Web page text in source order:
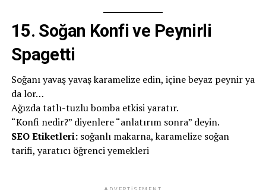
15. Soğan Konfi ve Peynirli
Spagetti
Soğanı yavaş yavaş karamelize edin, içine beyaz peynir ya
da lor…
Ağızda tatlı-tuzlu bomba etkisi yaratır.
“Konfi nedir?” diyenlere “anlatırım sonra” deyin.
SEO Etiketleri:soğanlı makarna, karamelize soğan
tarifi, yaratıcı öğrenci yemekleri